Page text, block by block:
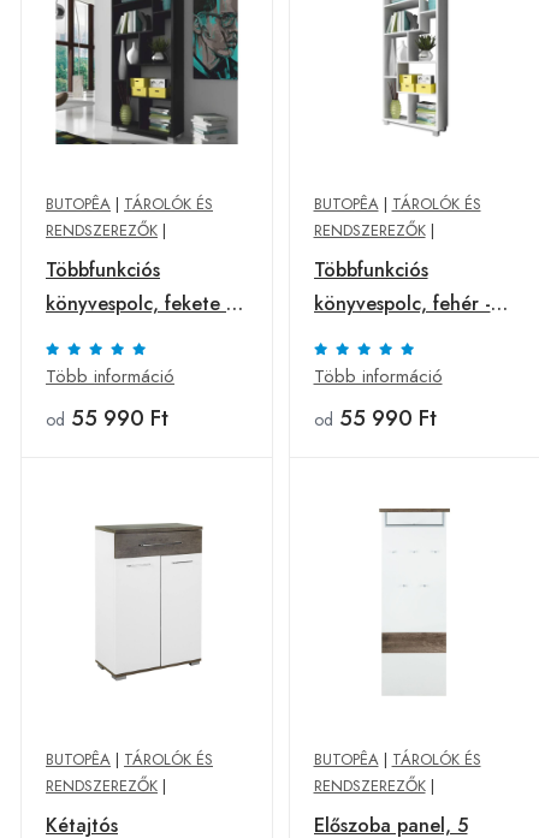
BUTOPÊA | TÁROLÓK ÉS
RENDSZEREZŐK |
Többfunkciós
könyvespolc, fekete -
SANDON - Butopêa
Több információ
od 55 990 Ft
BUTOPÊA| TÁROLÓK ÉS
RENDSZEREZŐK|
Többfunkciós
könyvespolc, fehér -
SANDON - Butopêa
Több információ
od 55 990 Ft
BUTOPÊA | TÁROLÓK ÉS
RENDSZEREZŐK |
Kétajtós
BUTOPÊA| TÁROLÓK ÉS
RENDSZEREZŐK|
Előszoba panel, 5